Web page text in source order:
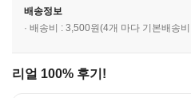
배송정보
· 배송비 : 3,500원(4개 마다 기본배송
리얼 100% 후기!